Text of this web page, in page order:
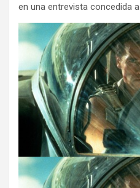
en una entrevista concedida a